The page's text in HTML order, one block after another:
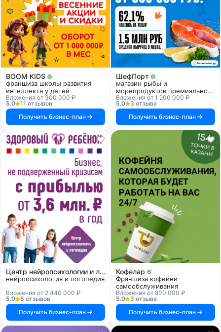
BOOM KIDS
франшиза школы развития
интеллекта у детей
Вложения от 300 000 ₽
5.0
11 отзывов
Получить бизнес-план
ШефПорт
магазин рыбы и
морепродуктов премиального
качества
Вложения от 1 200 000 ₽
5.0
3 отзыва
Получить бизнес-план
Центр нейропсихологии и логопедии «Здоровый ребенок»
нейропсихология и логопедия
Вложения от 2 440 000 ₽
5.0
8 отзывов
Получить бизнес-план
Кофелар
Франшиза кофейни
самообслуживания
Вложения от 800 000 ₽
5.0
3 отзыва
Получить бизнес-план